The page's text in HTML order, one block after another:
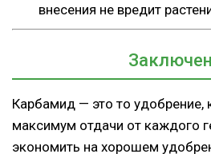
внесения не вредит
Карбамид — это то удобрение,
максимум отдачи от каждого
экономить на хорошем